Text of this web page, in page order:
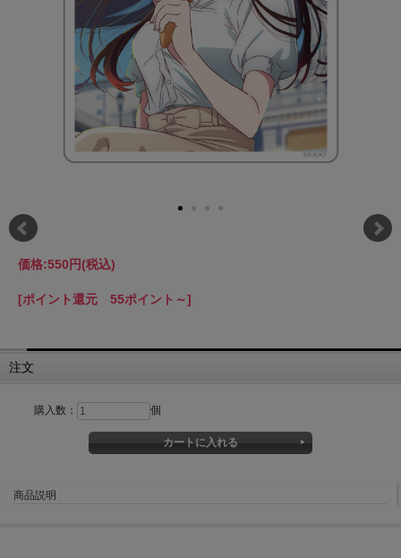
価格:550円(税込)
[ポイント還元 55ポイント～]
注文
購入数： 個
商品説明